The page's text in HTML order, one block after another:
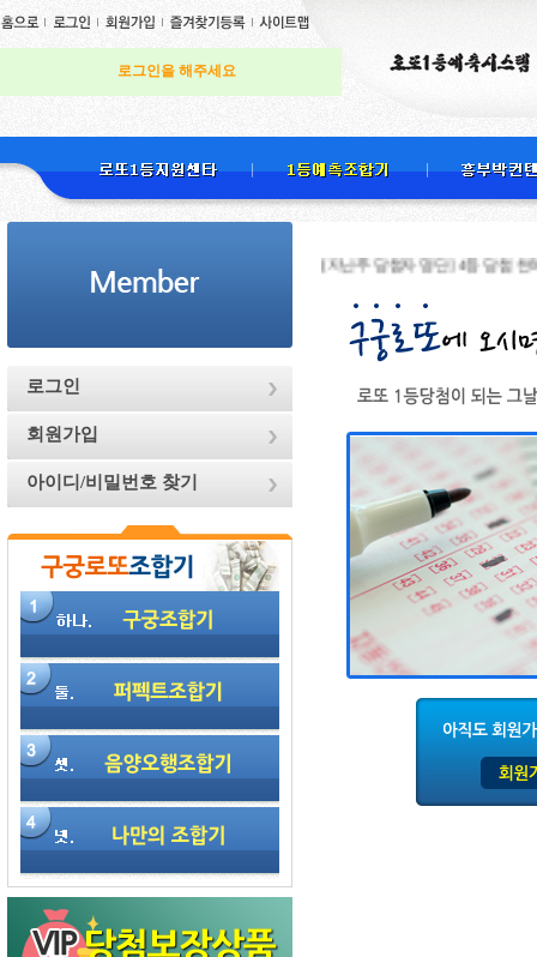
로그인을 해주세요
로그인
회원가입
아이디/비밀번호 찾기
[지난주 당첨자 명단] 4등 당첨 천하무